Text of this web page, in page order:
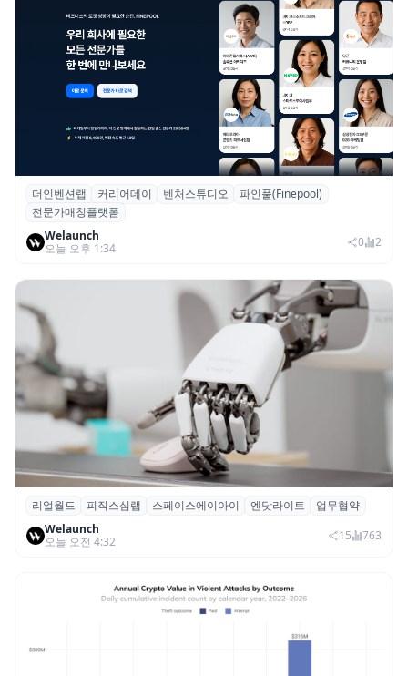
더인벤션랩·커리어데이, 스타트업 전문가 매
칭 플랫폼 ‘파인풀’ 출시
더인벤션랩 커리어데이 벤처스튜디오
파인풀(Finepool)
전문가매칭플랫폼
Welaunch
오늘 오후 1:34
0 2
리얼월드, 로봇테크 스타트업 3곳과 손잡고
휴머노이드 표준 만든다
리얼월드 피직스심랩 스페이스에이아이 엔닷라이트
업무협약
Welaunch
오늘 오전 4:32
15 763